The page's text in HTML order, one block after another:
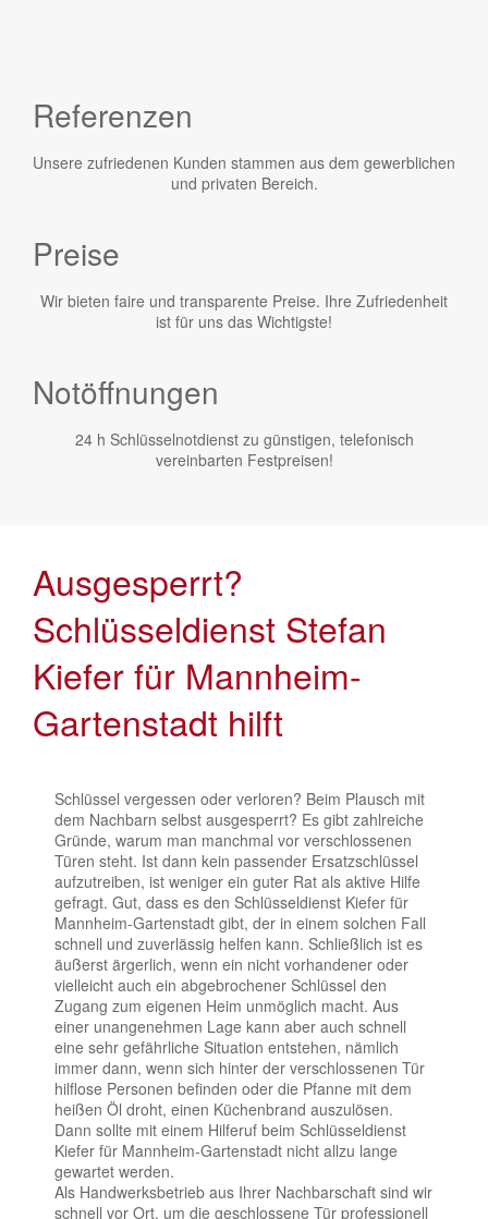
Referenzen
Unsere zufriedenen Kunden stammen aus dem gewerblichen
und privaten Bereich.
Preise
Wir bieten faire und transparente Preise. Ihre Zufriedenheit
ist für uns das Wichtigste!
Notöffnungen
24 h Schlüsselnotdienst zu günstigen, telefonisch
vereinbarten Festpreisen!
Ausgesperrt?
Schlüsseldienst Stefan
Kiefer für Mannheim-
Gartenstadt hilft
Schlüssel vergessen oder verloren? Beim Plausch mit
dem Nachbarn selbst ausgesperrt? Es gibt zahlreiche
Gründe, warum man manchmal vor verschlossenen
Türen steht. Ist dann kein passender Ersatzschlüssel
aufzutreiben, ist weniger ein guter Rat als aktive Hilfe
gefragt. Gut, dass es den Schlüsseldienst Kiefer für
Mannheim-Gartenstadt gibt, der in einem solchen Fall
schnell und zuverlässig helfen kann. Schließlich ist es
äußerst ärgerlich, wenn ein nicht vorhandener oder
vielleicht auch ein abgebrochener Schlüssel den
Zugang zum eigenen Heim unmöglich macht. Aus
einer unangenehmen Lage kann aber auch schnell
eine sehr gefährliche Situation entstehen, nämlich
immer dann, wenn sich hinter der verschlossenen Tür
hilflose Personen befinden oder die Pfanne mit dem
heißen Öl droht, einen Küchenbrand auszulösen.
Dann sollte mit einem Hilferuf beim Schlüsseldienst
Kiefer für Mannheim-Gartenstadt nicht allzu lange
gewartet werden.
Als Handwerksbetrieb aus Ihrer Nachbarschaft sind wir
schnell vor Ort, um die geschlossene Tür professionell